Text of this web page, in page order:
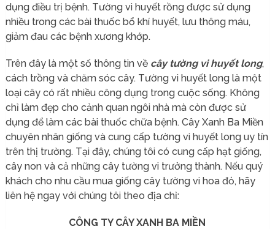
dụng điều trị bệnh. Tường vi huyết rồng được sử dụng
nhiều trong các bài thuốc bổ khí huyết, lưu thông máu,
giảm đau các bệnh xương khớp.
Trên đây là một số thông tin về cây tường vi huyết long,
cách trồng và chăm sóc cây. Tường vi huyết long là một
loại cây có rất nhiều công dụng trong cuộc sống. Không
chỉ làm đẹp cho cảnh quan ngôi nhà mà còn được sử
dụng để làm các bài thuốc chữa bệnh. Cây Xanh Ba Miền
chuyên nhân giống và cung cấp tường vi huyết long uy tín
trên thị trường. Tại đây, chúng tôi có cung cấp hạt giống,
cây non và cả những cây tường vi trưởng thành. Nếu quý
khách cho nhu cầu mua giống cây tường vi hoa đỏ, hãy
liên hệ ngay với chúng tôi theo địa chỉ:
CÔNG TY CÂY XANH BA MIỀN